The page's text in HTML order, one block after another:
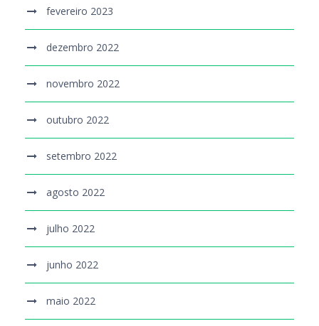
fevereiro 2023
dezembro 2022
novembro 2022
outubro 2022
setembro 2022
agosto 2022
julho 2022
junho 2022
maio 2022